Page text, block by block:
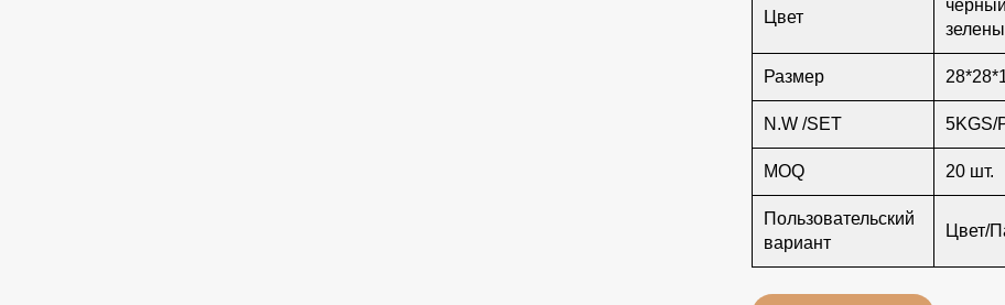
Цвет
Размер
N.W /SET 5KGS/
MOQ 20 шт.
Пользовательский
вариант
Цвет/